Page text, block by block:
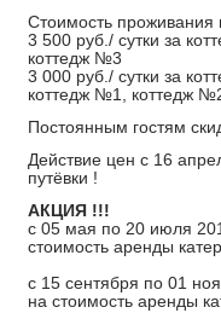
Стоимость проживания
3 500 руб./ сутки за
коттедж №3
3 000 руб./ сутки за
коттедж №1, коттедж
Постоянным гостям
Действие цен с 16
путёвки !
АКЦИЯ !!!
с 05 мая по 20 июля
стоимость аренды
с 15 сентября по 01
на стоимость аренды